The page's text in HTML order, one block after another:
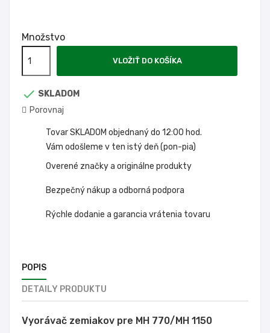
Množstvo
VLOŽIŤ DO KOŠÍKA
 SKLADOM
Porovnaj
Tovar SKLADOM objednaný do 12:00 hod.
Vám odošleme v ten istý deň (pon-pia)
Overené značky a originálne produkty
Bezpečný nákup a odborná podpora
Rýchle dodanie a garancia vrátenia tovaru
POPIS
DETAILY PRODUKTU
Vyorávač zemiakov pre MH 770/MH 1150